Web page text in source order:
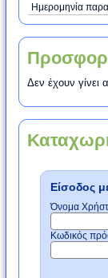
Ημερομηνία
Δεν έχουν γίνει
Είσοδος
Όνομα
Κωδικός